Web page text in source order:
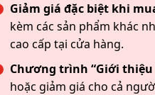
Giảm giá đặc biệt khi
kèm các sản phẩm khác
cao cấp tại cửa hàng.
Chương trình “Giới thiệu
hoặc giảm giá cho cả